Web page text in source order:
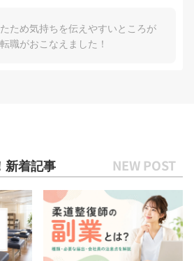
ため気持ちを伝えやすいところが
職がおこなえました！
新着記事